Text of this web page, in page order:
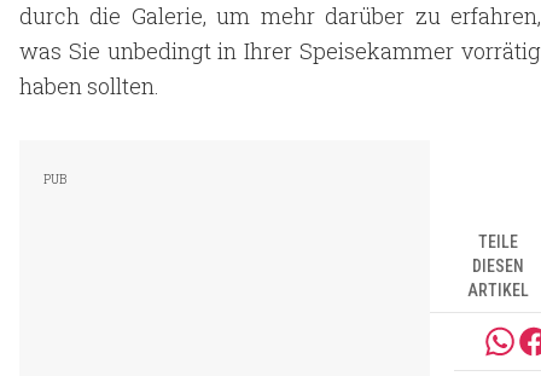
durch die Galerie, um mehr darüber zu erfahren,
was Sie unbedingt in Ihrer Speisekammer vorrätig
haben sollten.
TEILE
DIESEN
ARTIKEL